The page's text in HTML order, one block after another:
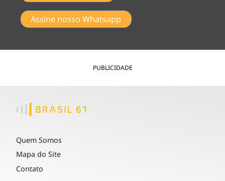
Assine nosso Whatsapp
PUBLICIDADE
Quem Somos
Mapa do Site
Contato